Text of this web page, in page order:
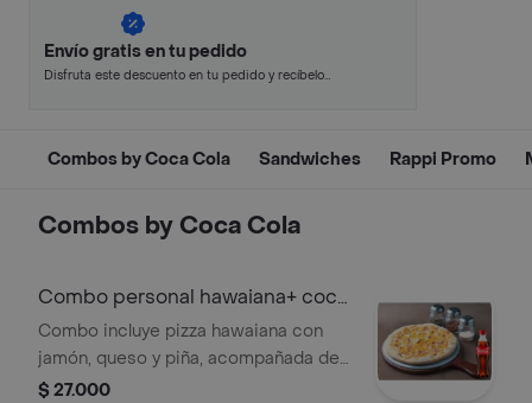
Envío gratis en tu pedido
Disfruta este descuento en tu pedido y recíbelo
Combos by Coca Cola Sandwiches Rappi Promo
Combos by Coca Cola
Combo personal hawaiana+ coca
cola 400ml
Combo incluye pizza hawaiana con
jamón, queso y piña, acompañada de
una Coca Cola de 400 ml.
$ 27.000